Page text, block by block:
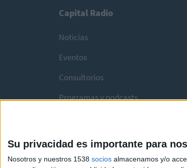
Su privacidad es importante para
Nosotros y nuestros 1538 socios almacenamos y/o
Capital Radio
Noticias
Eventos
Consultorios
Programas y podcasts